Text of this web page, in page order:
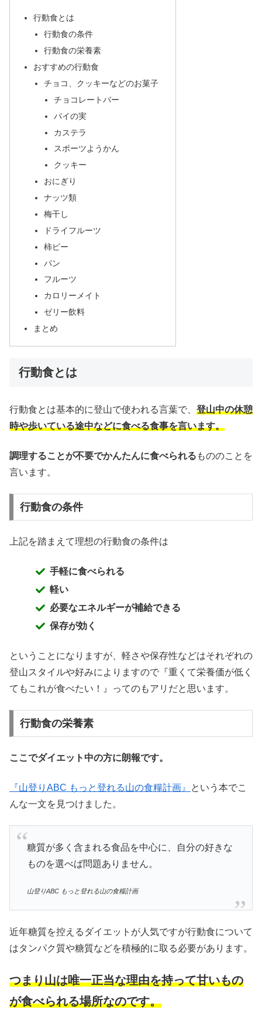
行動食とは
行動食の条件
行動食の栄養素
おすすめの行動食
チョコ、クッキーなどのお菓子
チョコレートバー
パイの実
カステラ
スポーツようかん
クッキー
おにぎり
ナッツ類
梅干し
ドライフルーツ
柿ピー
パン
フルーツ
カロリーメイト
ゼリー飲料
まとめ
行動食とは
行動食とは基本的に登山で使われる言葉で、 登山中の休憩
時や歩いている途中などに食べる食事を言います。
調理することが不要でかんたんに食べられる もののことを
言います。
行動食の条件
上記を踏まえて理想の行動食の条件は
手軽に食べられる
軽い
必要なエネルギーが補給できる
保存が効く
ということになりますが、軽さや保存性などはそれぞれの
登山スタイルや好みによりますので『重くて栄養価が低く
てもこれが食べたい！』ってのもアリだと思います。
行動食の栄養素
ここでダイエット中の方に朗報です。
『山登りABC もっと登れる山の食糧計画』
という本でこ
んな一文を見つけました。
糖質が多く含まれる食品を中心に、自分の好きな
ものを選べば問題ありません。
山登りABC もっと登れる山の食糧計画
近年糖質を控えるダイエットが人気ですが行動食について
はタンパク質や糖質などを積極的に取る必要があります。
つまり山は唯一正当な理由を持って甘いもの
が食べられる場所なのです。